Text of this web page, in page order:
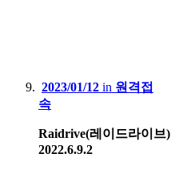
2023/01/12 in 원격접
속
Raidrive(레이드라이브)
2022.6.9.2